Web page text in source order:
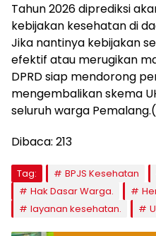
Tahun 2026 diprediksi
kebijakan kesehatan di
Jika nantinya kebijakan
efektif atau merugikan
DPRD siap mendorong
mengembalikan skema
seluruh warga
Dibaca: 213
Tag: BPJS Kesehatan
Hak Dasar Warga.
layanan kesehatan.